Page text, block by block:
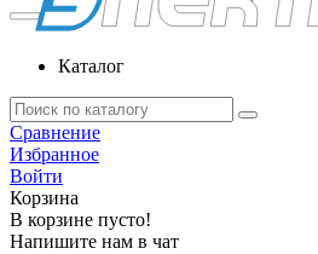
Каталог
Сравнение
Избранное
Войти
Корзина
В корзине пусто!
Напишите нам в чат